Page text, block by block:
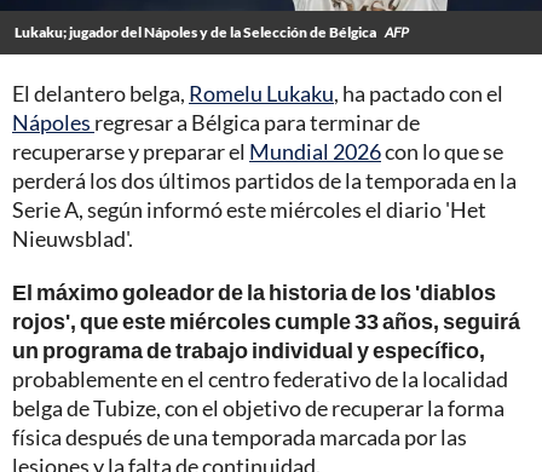
Lukaku; jugador del Nápoles y de la Selección de Bélgica AFP
El delantero belga, Romelu Lukaku, ha pactado con el
Nápoles regresar a Bélgica para terminar de
recuperarse y preparar el Mundial 2026con lo que se
perderá los dos últimos partidos de la temporada en la
Serie A, según informó este miércoles el diario 'Het
Nieuwsblad'.
El máximo goleador de la historia de los 'diablos
rojos', que este miércoles cumple 33 años, seguirá
un programa de trabajo individual y específico,
probablemente en el centro federativo de la localidad
belga de Tubize, con el objetivo de recuperar la forma
física después de una temporada marcada por las
lesiones y la falta de continuidad.